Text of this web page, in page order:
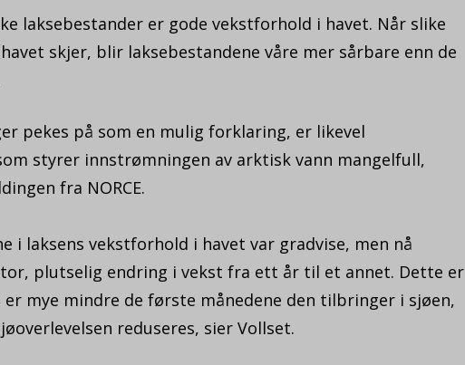
laksebestander er gode vekstforhold i havet. Når slike
skjer, blir laksebestandene våre mer sårbare enn de
pekes på som en mulig forklaring, er likevel
styrer innstrømningen av arktisk vann mangelfull,
fra NORCE.
i laksens vekstforhold i havet var gradvise, men nå
plutselig endring i vekst fra ett år til et annet. Dette er
mye mindre de første månedene den tilbringer i sjøen,
reduseres, sier Vollset.